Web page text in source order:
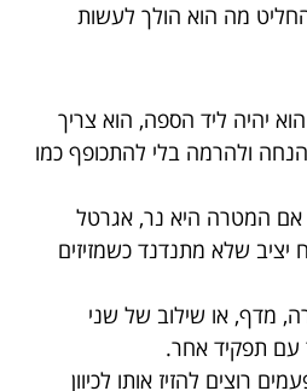
מה הוא הולך לעשות
יהיה ליד הספה, הוא צריך
ולהרמה בלי להתכופף כמו
אם המטרה היא נר, אגרטל
יציב שלא מתנדנד כשמזיזים
מדף, או שילוב של שני
עם תפקיד אחר.
רוצים להזיז אותו לכיוון